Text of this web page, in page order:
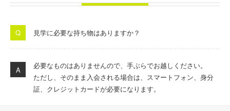
見学に必要な持ち物はありますか？
必要なものはありませんので、手ぶらでお越しください。
ただし、そのまま入会される場合は、スマートフォン、身分
証、クレジットカードが必要になります。